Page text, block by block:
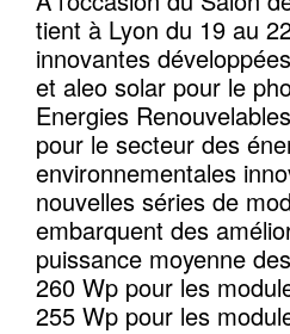
tient à Lyon du 19 au
innovantes
et aleo solar pour le
Energies
pour le secteur des
environnementales
nouvelles séries de
embarquent des
puissance moyenne
260 Wp pour les
255 Wp pour les